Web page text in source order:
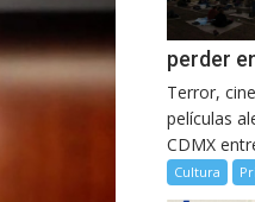
perder
Terror,
películas
CDMX
Cultura